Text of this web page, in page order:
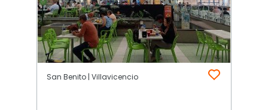
San Benito | Villavicencio